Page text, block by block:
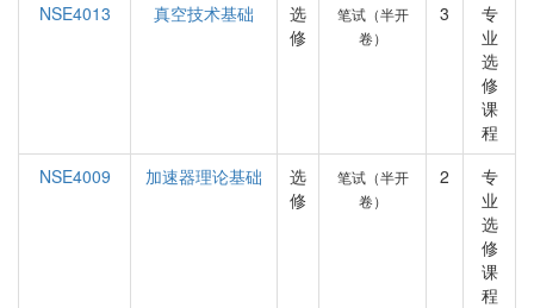
NSE4013
真空技术基础
选
修
笔试（半开
卷）
3
专
业
选
修
课
程
NSE4009
加速器理论基础
选
修
笔试（半开
卷）
2
专
业
选
修
课
程